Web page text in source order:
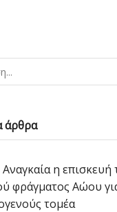
άρθρα
η επισκευή
φράγματος Αώου
τομέα